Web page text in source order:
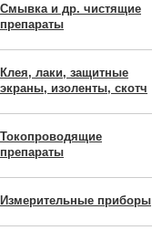
Смывка и др. чистящие
препараты
Клея, лаки, защитные
экраны, изоленты, скотч
Токопроводящие
препараты
Измерительные приборы